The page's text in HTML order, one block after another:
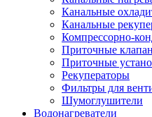
Канальные
Канальные
Компрессорно-
Приточные
Приточные
Рекуператоры
Фильтры для
Шумоглушители
Водонагреватели